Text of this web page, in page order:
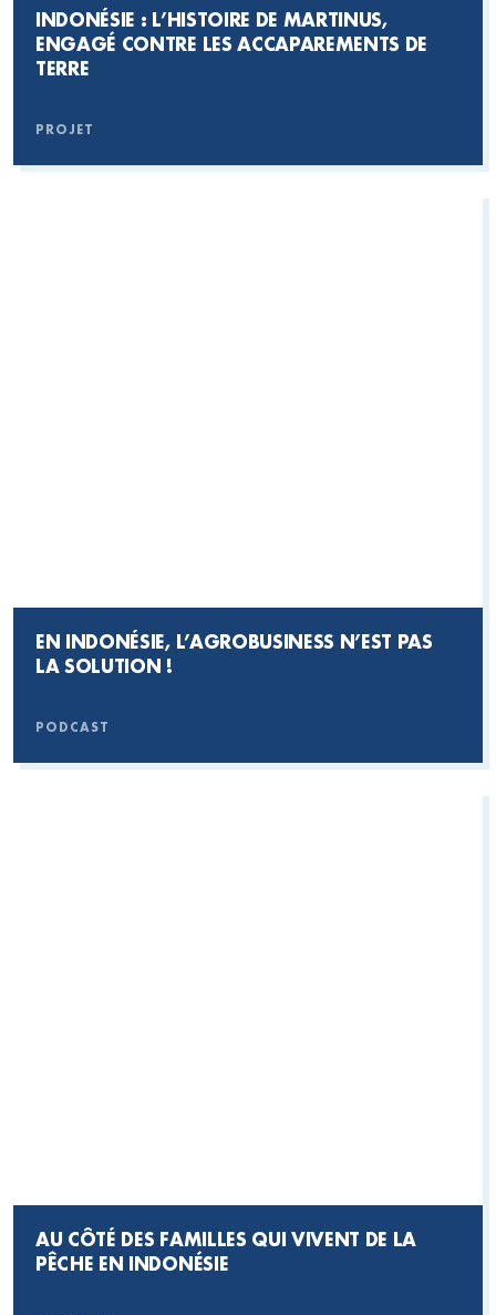
INDONÉSIE : L’HISTOIRE DE MARTINUS,
ENGAGÉ CONTRE LES ACCAPAREMENTS DE
TERRE
PROJET
EN INDONÉSIE, L’AGROBUSINESS N’EST PAS
LA SOLUTION !
PODCAST
AU CÔTÉ DES FAMILLES QUI VIVENT DE LA
PÊCHE EN INDONÉSIE